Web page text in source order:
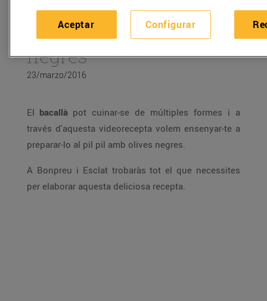
RECETAS
Bacallà al pil pil d'olives
negres
23/marzo/2016
El bacallà pot cuinar-se de múltiples formes i a
través d'aquesta videorecepta volem ensenyar-te a
preparar-lo al pil pil amb olives negres.
A Bonpreu i Esclat trobaràs tot el que necessites
per elaborar aquesta deliciosa recepta.
Configurar
Aceptar